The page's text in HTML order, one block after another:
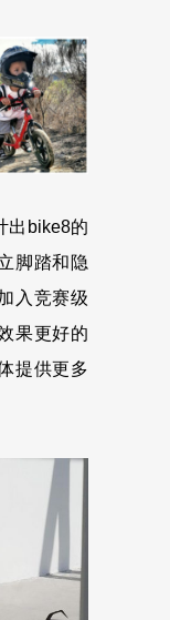
出bike8的
脚踏和隐
入竞赛级
果更好的
提供更多